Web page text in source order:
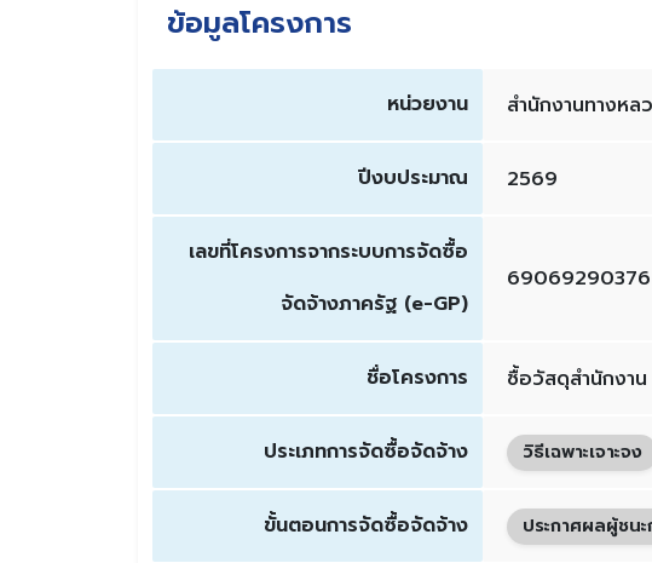
ข้อมูลโครงการ
หน่วยงาน สำนักงานทางหล
ปีงบประมาณ 2569
เลขที่โครงการจากระบบการจัดซื้อ
จัดจ้างภาครัฐ (e-GP)
69069290376
ชื่อโครงการ ซื้อวัสดุสำนักงาน
ประเภทการจัดซื้อจัดจ้าง วิธีเฉพาะเจาะจง
ขั้นตอนการจัดซื้อจัดจ้าง ประกาศผลผู้ชน